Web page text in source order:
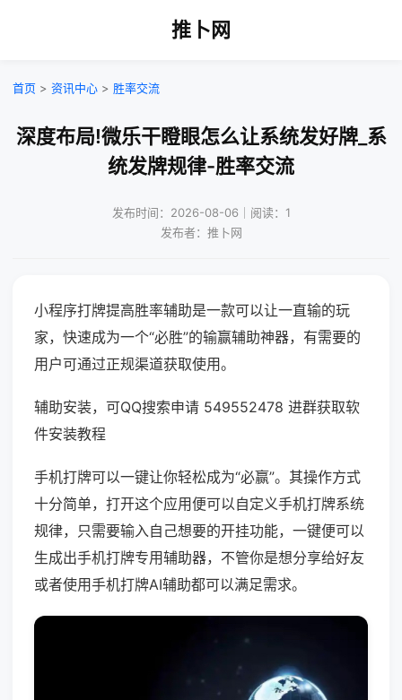
推卜网
首页 > 资讯中心 > 胜率交流
深度布局!微乐干瞪眼怎么让系统发好牌_系
统发牌规律-胜率交流
发布时间：2026-08-06｜阅读：1
发布者：推卜网
小程序打牌提高胜率辅助是一款可以让一直输的玩
家，快速成为一个“必胜”的输赢辅助神器，有需要的
用户可通过正规渠道获取使用。
辅助安装，可QQ搜索申请 549552478 进群获取软
件安装教程
手机打牌可以一键让你轻松成为“必赢”。其操作方式
十分简单，打开这个应用便可以自定义手机打牌系统
规律，只需要输入自己想要的开挂功能，一键便可以
生成出手机打牌专用辅助器，不管你是想分享给好友
或者使用手机打牌AI辅助都可以满足需求。